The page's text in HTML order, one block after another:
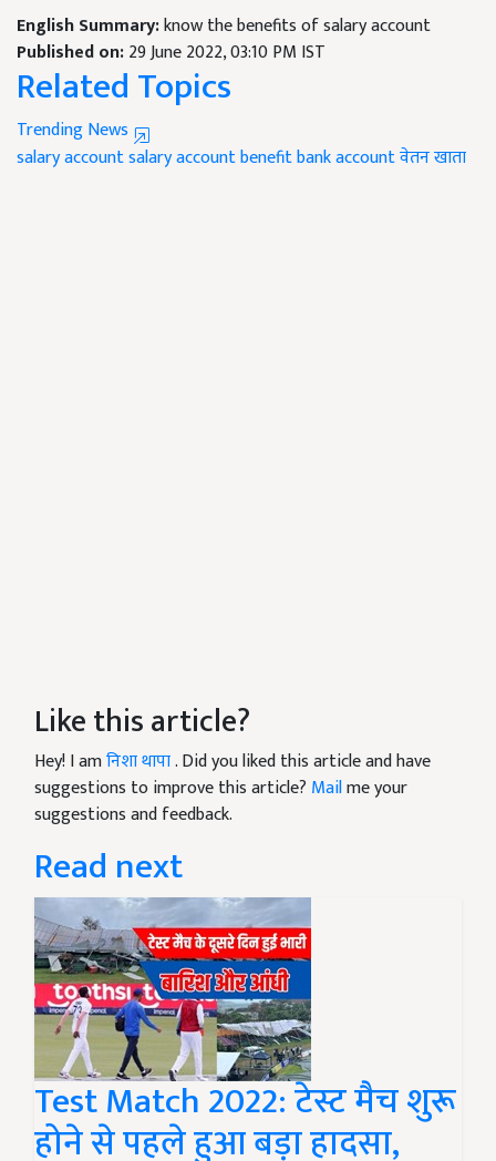
English Summary:know the benefits of salary account
Published on:29 June 2022, 03:10 PM IST
Related Topics
Trending News
salary accountsalary account benefitbank accountवेतन खाता
Like this article?
Hey! I amनिशा थापा. Did you liked this article and have
suggestions to improve this article? Mailme your
suggestions and feedback.
Read next
Test Match 2022: टेस्ट मैच शुरू
होने से पहले हुआ बड़ा हादसा,